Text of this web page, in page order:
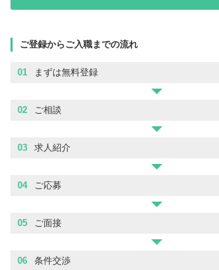
ご登録からご入職までの流れ
01 まずは無料登録
02 ご相談
03 求人紹介
04 ご応募
05 ご面接
06 条件交渉